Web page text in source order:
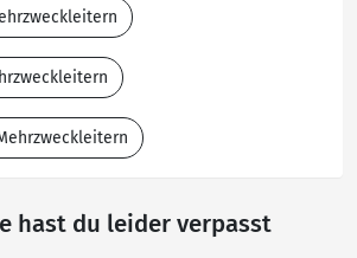
hast du leider verpasst